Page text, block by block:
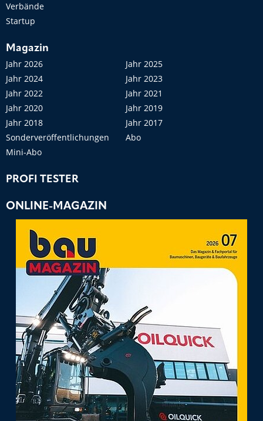
Verbände
Startup
Magazin
Jahr 2026
Jahr 2025
Jahr 2024
Jahr 2023
Jahr 2022
Jahr 2021
Jahr 2020
Jahr 2019
Jahr 2018
Jahr 2017
Sonderveröffentlichungen
Abo
Mini-Abo
PROFI TESTER
ONLINE-MAGAZIN